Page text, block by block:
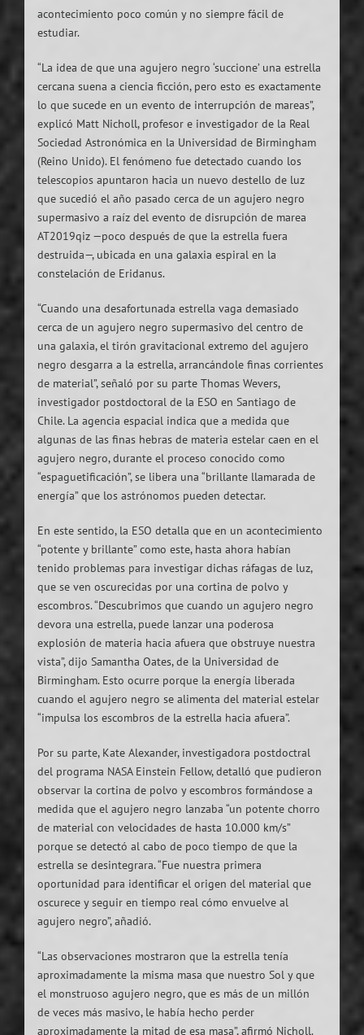
acontecimiento poco común y no siempre fácil de
estudiar.
“La idea de que una agujero negro ‘succione’ una estrella
cercana suena a ciencia ficción, pero esto es exactamente
lo que sucede en un evento de interrupción de mareas”,
explicó Matt Nicholl, profesor e investigador de la Real
Sociedad Astronómica en la Universidad de Birmingham
(Reino Unido). El fenómeno fue detectado cuando los
telescopios apuntaron hacia un nuevo destello de luz
que sucedió el año pasado cerca de un agujero negro
supermasivo a raíz del evento de disrupción de marea
AT2019qiz —poco después de que la estrella fuera
destruida—, ubicada en una galaxia espiral en la
constelación de Eridanus.
“Cuando una desafortunada estrella vaga demasiado
cerca de un agujero negro supermasivo del centro de
una galaxia, el tirón gravitacional extremo del agujero
negro desgarra a la estrella, arrancándole finas corrientes
de material”, señaló por su parte Thomas Wevers,
investigador postdoctoral de la ESO en Santiago de
Chile. La agencia espacial indica que a medida que
algunas de las finas hebras de materia estelar caen en el
agujero negro, durante el proceso conocido como
“espaguetificación”, se libera una “brillante llamarada de
energía” que los astrónomos pueden detectar.
En este sentido, la ESO detalla que en un acontecimiento
“potente y brillante” como este, hasta ahora habían
tenido problemas para investigar dichas ráfagas de luz,
que se ven oscurecidas por una cortina de polvo y
escombros. “Descubrimos que cuando un agujero negro
devora una estrella, puede lanzar una poderosa
explosión de materia hacia afuera que obstruye nuestra
vista”, dijo Samantha Oates, de la Universidad de
Birmingham. Esto ocurre porque la energía liberada
cuando el agujero negro se alimenta del material estelar
“impulsa los escombros de la estrella hacia afuera”.
Por su parte, Kate Alexander, investigadora postdoctral
del programa NASA Einstein Fellow, detalló que pudieron
observar la cortina de polvo y escombros formándose a
medida que el agujero negro lanzaba “un potente chorro
de material con velocidades de hasta 10.000 km/s”
porque se detectó al cabo de poco tiempo de que la
estrella se desintegrara. “Fue nuestra primera
oportunidad para identificar el origen del material que
oscurece y seguir en tiempo real cómo envuelve al
agujero negro”, añadió.
“Las observaciones mostraron que la estrella tenía
aproximadamente la misma masa que nuestro Sol y que
el monstruoso agujero negro, que es más de un millón
de veces más masivo, le había hecho perder
aproximadamente la mitad de esa masa”, afirmó Nicholl.